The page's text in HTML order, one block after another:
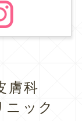
膚科
ニック